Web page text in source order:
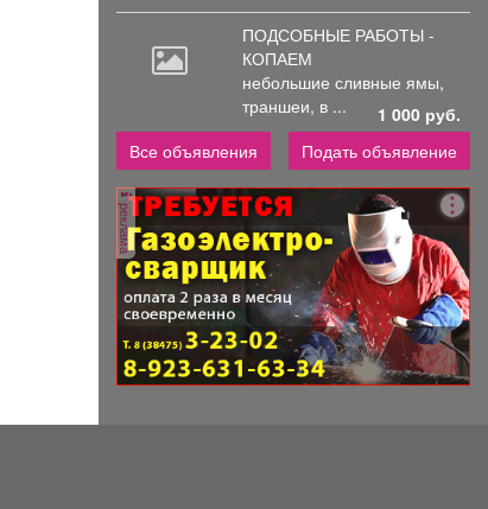
ПОДСОБНЫЕ РАБОТЫ -
КОПАЕМ
небольшие сливные ямы,
траншеи, в ...
1 000 руб.
Все объявления
Подать объявление
реклама